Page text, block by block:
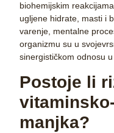
biohemijskim
ugljene hidrate, masti i
varenje, mentalne
organizmu su u
sinergističkom odnosu
Postoje li
manjka?